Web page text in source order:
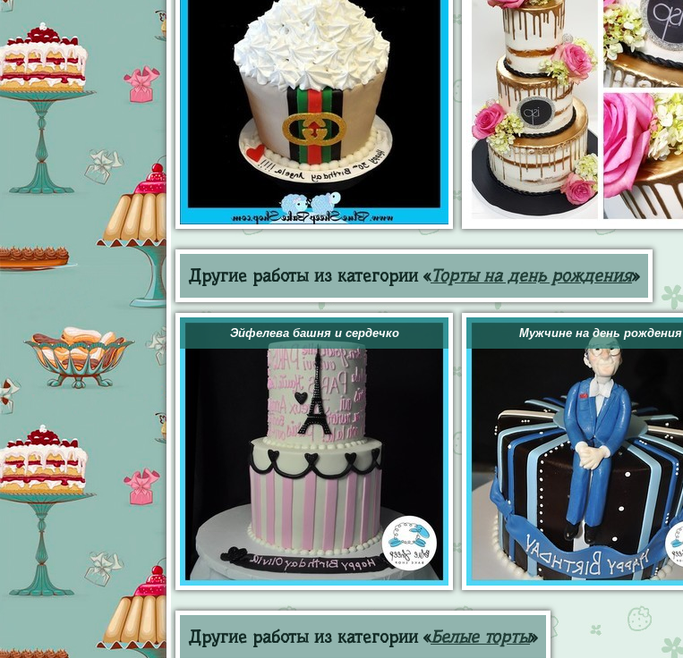
Другие работы из категории «Торты на день рождения»
Эйфелева башня и сердечко Мужчине на день рождения
Другие работы из категории «Белые торты»